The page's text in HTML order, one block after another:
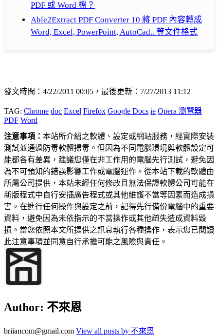
PDF 或 Word 檔？
Able2Extract PDF Converter 10 將 PDF 內容轉成
Word, Excel, PowerPoint, AutoCad.. 等文件格式
發文時間：4/22/2011 00:05，最後更新：7/27/2013 11:12
TAG: Chrome doc Excel Firefox Google Docs ie Opera 瀏覽器
PDF Word
注意事項： 本站所介紹之軟體、設定或網站服務，經實際安裝
測試並通過防毒軟體掃毒。但因為不同電腦環境與軟體設定可
能都各有差異，建議您僅在非工作用的電腦先行測試，避免因
為不可預知的錯誤影響工作或電腦運作。從本站下載的軟體由
所屬公司提供，本站未經任何修改且無法保證軟體公司可能在
新版程式中自行安插廣告程式或其他維護不當等因素而造成損
害。在進行任何操作與設定之前，記得先行備份電腦中的重要
資料，避免因為未依指示的不當操作或其他疏失造成資料毀
損。當您依照本文所提供之訊息執行各種操作，表示您已閱讀
此注意事項並同意自行承擔可能之風險與責任。
Author: 不來恩
briiancom@gmail.com View all posts by 不來恩